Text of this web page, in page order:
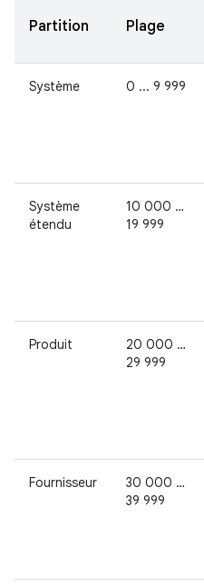
Partition Plage
Système 0 ... 9 999
Système
étendu
10 000 …
19 999
Produit
20 000 …
29 999
Fournisseur
30 000 …
39 999